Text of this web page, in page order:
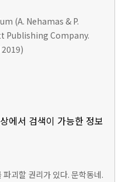
(A. Nehamas & P.
Publishing Company.
에서 검색이 가능한 정보
괴할 권리가 있다. 문학동네.